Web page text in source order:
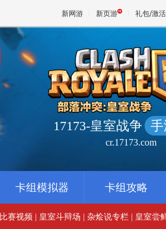
新网游 新页游 礼包/激
17173-皇室战争
cr.17173.com
卡组模拟器 卡组攻略
比赛视频 皇室斗辩场 杂烩说专栏 皇室尝